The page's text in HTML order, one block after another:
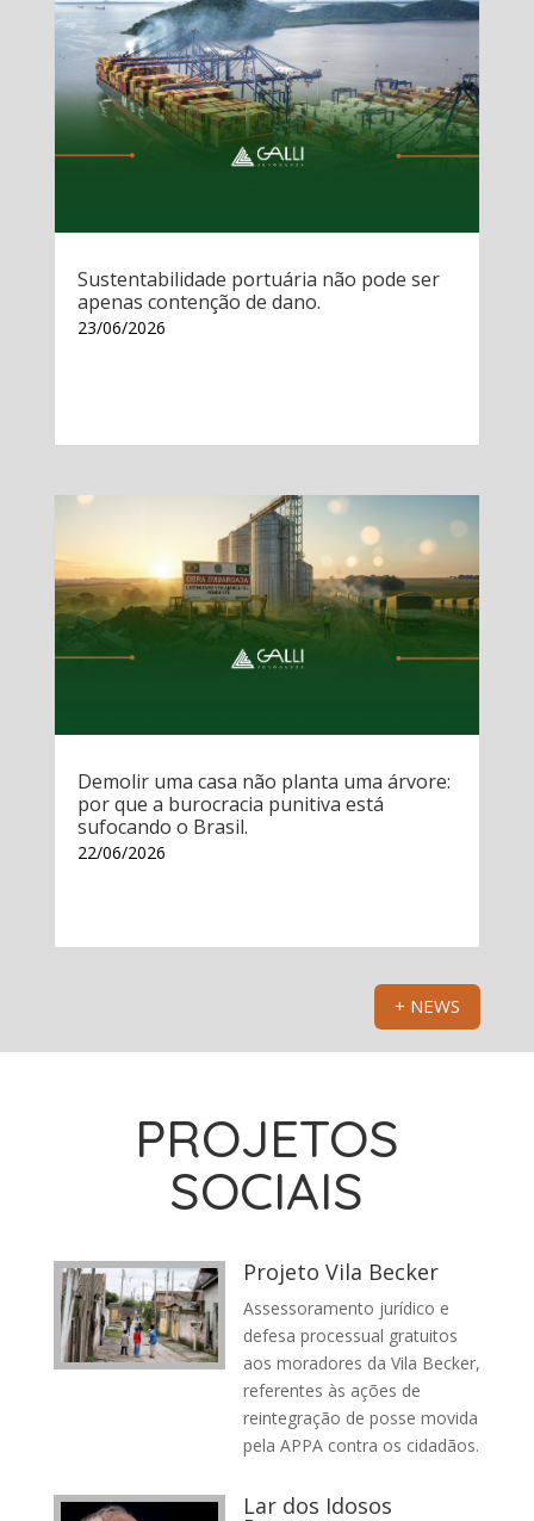
Sustentabilidade portuária não pode ser
apenas contenção de dano.
23/06/2026
Demolir uma casa não planta uma árvore:
por que a burocracia punitiva está
sufocando o Brasil.
22/06/2026
+ NEWS
PROJETOS
SOCIAIS
Projeto Vila Becker
Assessoramento jurídico e
defesa processual gratuitos
aos moradores da Vila Becker,
referentes às ações de
reintegração de posse movida
pela APPA contra os cidadãos.
Lar dos Idosos